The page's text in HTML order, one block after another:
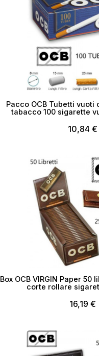
Pacco OCB Tubetti vuoti
tabacco 100 sigarette
10,84 €
Box OCB VIRGIN Paper
corte rollare
16,19 €